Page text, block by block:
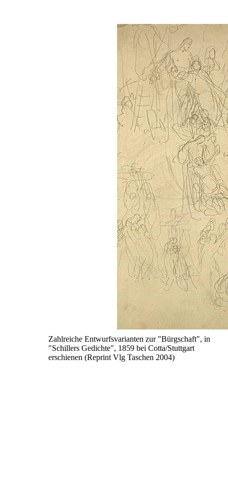
Zahlreiche Entwurfsvarianten zur "Bürgschaft", in
"Schillers Gedichte", 1859 bei Cotta/Stuttgart
erschienen (Reprint Vlg Taschen 2004)